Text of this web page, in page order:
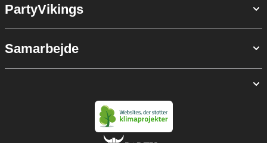
PartyVikings
Samarbejde